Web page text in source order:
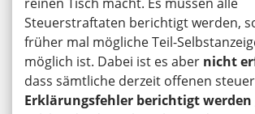
Steuerstraftaten berichtigt werden,
früher mal mögliche Teil-
möglich ist. Dabei ist es aber nicht
dass sämtliche derzeit offenen
Erklärungsfehler berichtigt werden